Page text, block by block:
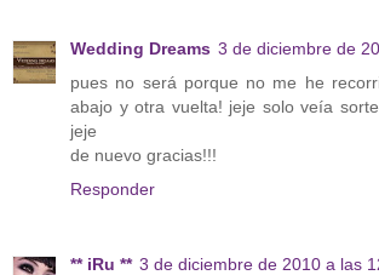
Wedding Dreams 3 de diciembre de
pues no será porque no me he
abajo y otra vuelta! jeje solo veía
jeje
de nuevo gracias!!!
Responder
** iRu ** 3 de diciembre de 2010 a las